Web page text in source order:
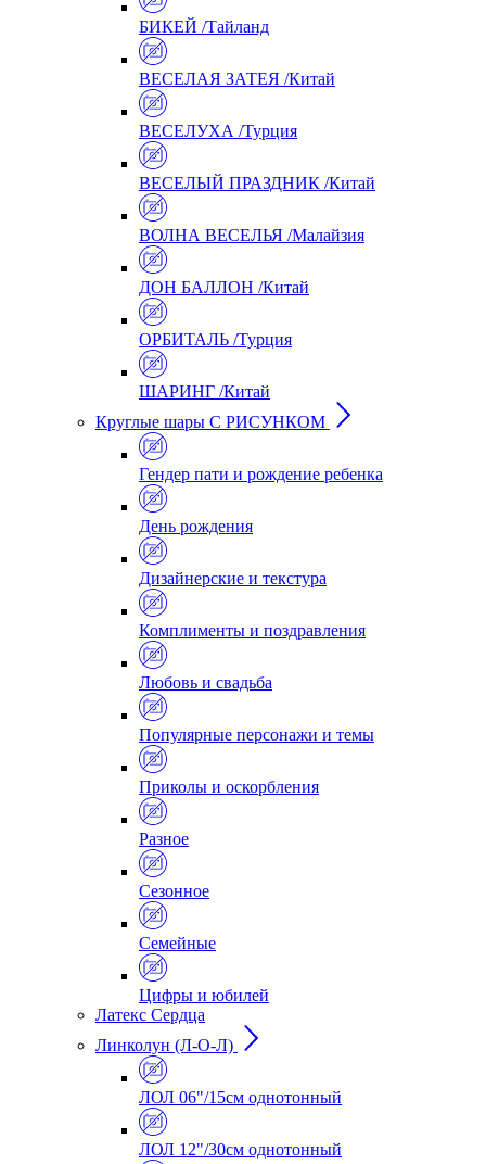
БИКЕЙ /Тайланд
ВЕСЕЛАЯ ЗАТЕЯ /Китай
ВЕСЕЛУХА /Турция
ВЕСЕЛЫЙ ПРАЗДНИК /Китай
ВОЛНА ВЕСЕЛЬЯ /Малайзия
ДОН БАЛЛОН /Китай
ОРБИТАЛЬ /Турция
ШАРИНГ /Китай
Круглые шары С РИСУНКОМ
Гендер пати и рождение ребенка
День рождения
Дизайнерские и текстура
Комплименты и поздравления
Любовь и свадьба
Популярные персонажи и темы
Приколы и оскорбления
Разное
Сезонное
Семейные
Цифры и юбилей
Латекс Сердца
Линколун (Л-О-Л)
ЛОЛ 06"/15см однотонный
ЛОЛ 12"/30см однотонный